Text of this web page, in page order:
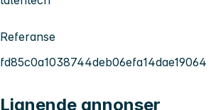
Referanse
fd85c0a1038744deb06efa14dae19064
Lignende annonser